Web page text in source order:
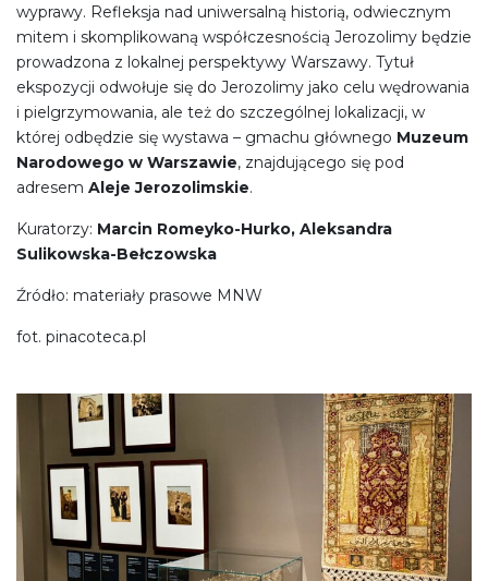
wyprawy. Refleksja nad uniwersalną historią, odwiecznym
mitem i skomplikowaną współczesnością Jerozolimy będzie
prowadzona z lokalnej perspektywy Warszawy. Tytuł
ekspozycji odwołuje się do Jerozolimy jako celu wędrowania
i pielgrzymowania, ale też do szczególnej lokalizacji, w
której odbędzie się wystawa – gmachu głównego Muzeum
Narodowego w Warszawie, znajdującego się pod
adresem Aleje Jerozolimskie.
Kuratorzy: Marcin Romeyko-Hurko, Aleksandra
Sulikowska-Bełczowska
Źródło: materiały prasowe MNW
fot. pinacoteca.pl